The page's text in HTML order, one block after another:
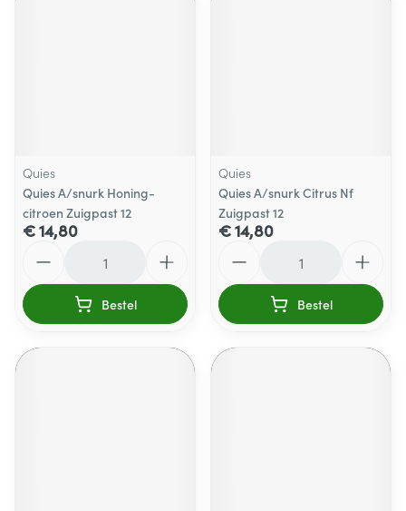
Quies
Quies A/snurk Honing-
citroen Zuigpast 12
€ 14,80
Bestel
Quies
Quies A/snurk Citrus Nf
Zuigpast 12
€ 14,80
Bestel